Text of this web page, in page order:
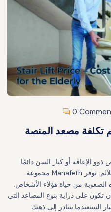
0
تكلفة مصعد المنصة
الإعاقة أو كبار السن دائمًا
صعوبة في الصعود والنزول على السلالم. توفر Manafeth مجموعة
الصعوبة من حياة هؤلاء الأشخاص.
تكون على دراية بنوع المصاعد التي
يتبادر إلى ذهنك